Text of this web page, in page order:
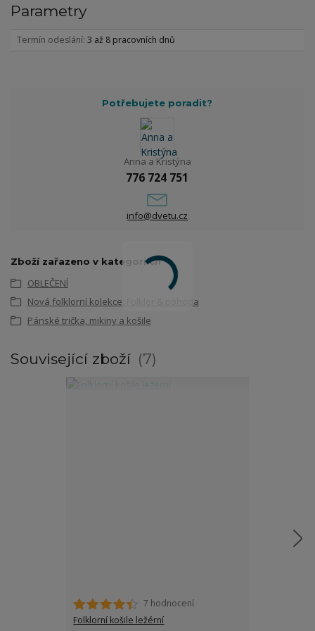
Parametry
Termín odeslání 3 až 8 pracovních dnů
Potřebujete poradit?
Anna a Kristýna
776 724 751
info@dvetu.cz
Zboží zařazeno v kategoriích
OBLEČENÍ
Nová folklorní kolekce: Folklor & pohoda
Pánské trička, mikiny a košile
Související zboží 7
7 hodnocení
Folklorní košile ležérní